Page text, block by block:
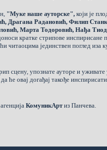
"Муке наше ауторске", који је
Драгана Радановић, Филип
Марта Тодоровић, Нађа
кратке стрипове инспирисане
читаоцима јединствен поглед иза
сцену, упознате ауторе и уживате
ће овај догађај такође
КомуникАртиз Панчева.